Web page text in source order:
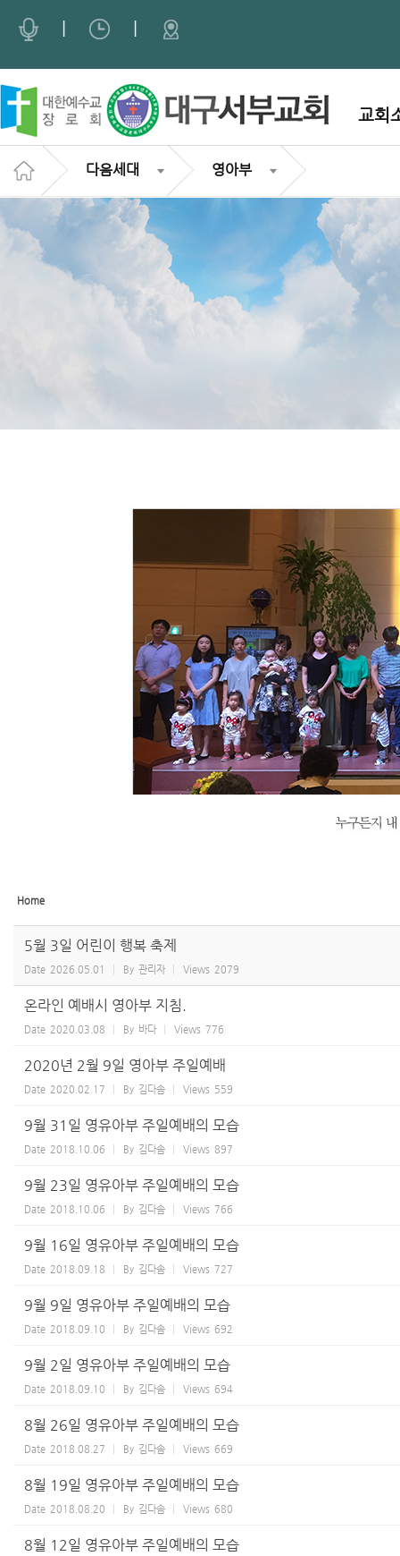
교회
다음세대 영아부
Home
5월 3일 어린이 행복 축제
Date 2026.05.01 By 관리자 Views 2079
온라인 예배시 영아부 지침.
Date 2020.03.08 By 바다 Views 776
2020년 2월 9일 영아부 주일예배
Date 2020.02.17 By 김다솜 Views 559
9월 31일 영유아부 주일예배의 모습
Date 2018.10.06 By 김다솜 Views 897
9월 23일 영유아부 주일예배의 모습
Date 2018.10.06 By 김다솜 Views 766
9월 16일 영유아부 주일예배의 모습
Date 2018.09.18 By 김다솜 Views 727
9월 9일 영유아부 주일예배의 모습
Date 2018.09.10 By 김다솜 Views 692
9월 2일 영유아부 주일예배의 모습
Date 2018.09.10 By 김다솜 Views 694
8월 26일 영유아부 주일예배의 모습
Date 2018.08.27 By 김다솜 Views 669
8월 19일 영유아부 주일예배의 모습
Date 2018.08.20 By 김다솜 Views 680
8월 12일 영유아부 주일예배의 모습